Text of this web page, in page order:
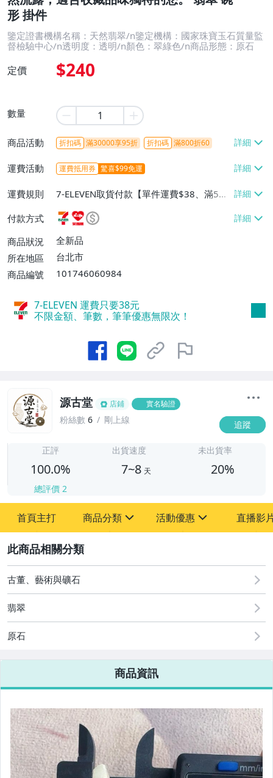
形 掛件
鑒定證書機構名稱：天然翡翠/n鑒定機構：國家珠寶玉石質量監
督檢驗中心/n透明度：透明/n顏色：翠綠色/n商品形態：原石
定價 $240
數量
商品活動 折扣碼 滿30000享95折 折扣碼 滿800折60
運費活動 運費抵用券 驚喜$99免運
運費規則
7-ELEVEN取貨付款【單件運費$38、滿5件
或消費滿$1298免運費】、7-ELEVEN取貨
不付款【免運費】、萊爾富取貨付款【單件
運費$60、滿5件或消費滿$1298免運
費】、宅配/貨運【單件運費$120、滿5件
付款方式
商品狀況
全新品
所在地區
台北市
商品編號
101746060984
7-ELEVEN 運費只要38元
不限金額、筆數，筆筆優惠無限次！
源古堂 店鋪 實名驗證
粉絲數 6 剛上線 追蹤
正評
100.0%
總評價 2
出貨速度
7~8 天
未出貨率
20%
首頁主打 商品分類
其它
活動優惠
[全店] 周年慶
[全店] 粉絲專享
直播影
古董、藝術與礦石
翡翠
原石
商品資訊